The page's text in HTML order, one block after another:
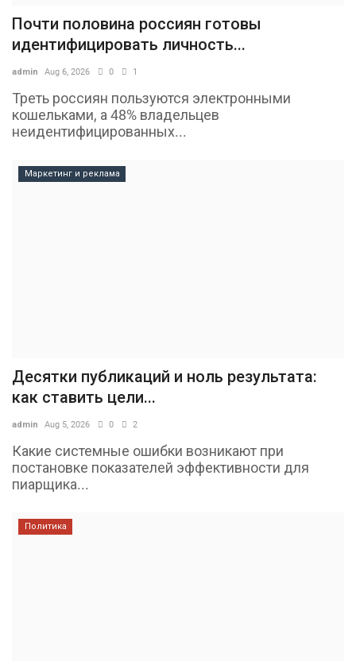
Почти половина россиян готовы
идентифицировать личность...
admin Aug 6, 2026 0 1
Треть россиян пользуются электронными
кошельками, а 48% владельцев
неидентифицированных...
Маркетинг и реклама
Десятки публикаций и ноль результата:
как ставить цели...
admin Aug 5, 2026 0 2
Какие системные ошибки возникают при
постановке показателей эффективности для
пиарщика...
Политика